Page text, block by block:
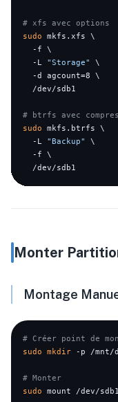
# xfs avec options
sudo mkfs.xfs \
-f
  -L
"Storage"
-d
  /dev/sdb1
# btrfs avec
sudo mkfs.btrfs \
  -L
"Backup"
\
  -f \
Monter
Montage
# Créer point de
sudo mkdir -p /mnt/
# Monter
sudo mount /dev/